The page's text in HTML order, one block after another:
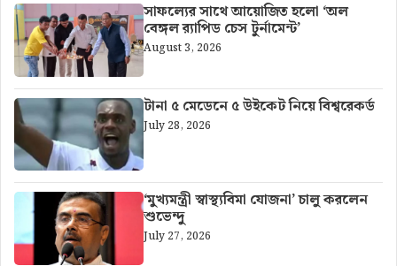
সাফল্যের সাথে আয়োজিত হলো ‘অল
বেঙ্গল র‍্যাপিড চেস টুর্নামেন্ট’
August 3, 2026
টানা ৫ মেডেনে ৫ উইকেট নিয়ে বিশ্বরেকর্ড
July 28, 2026
‘মুখ্যমন্ত্রী স্বাস্থ্যবিমা যোজনা’ চালু করলেন
শুভেন্দু
July 27, 2026